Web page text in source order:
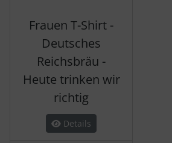
Frauen T-Shirt -
Deutsches
Reichsbräu -
Heute trinken wir
richtig
Details